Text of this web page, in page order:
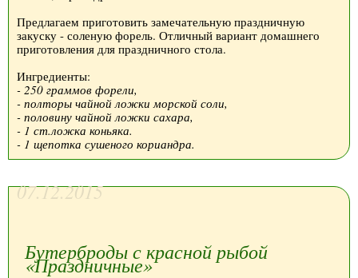
Предлагаем приготовить замечательную праздничную
закуску - соленую форель. Отличный вариант домашнего
приготовления для праздничного стола.
Ингредиенты:
- 250 граммов форели,
- полторы чайной ложки морской соли,
- половину чайной ложки сахара,
- 1 ст.ложка коньяка.
- 1 щепотка сушеного кориандра.
07.12.2015
Бутерброды с красной рыбой
«Праздничные»